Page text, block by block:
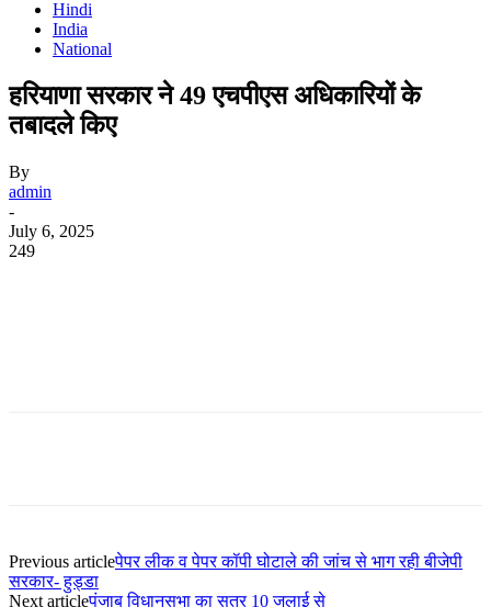
Hindi
India
National
हरियाणा सरकार ने 49 एचपीएस अधिकारियों के
तबादले किए
By
admin
-
July 6, 2025
249
Previous articleपेपर लीक व पेपर कॉपी घोटाले की जांच से भाग रही बीजेपी
सरकार- हुड्डा
Next articleपंजाब विधानसभा का सत्र 10 जुलाई से